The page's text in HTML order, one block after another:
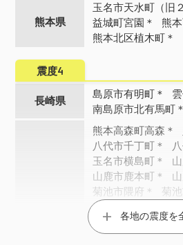
熊本県
玉名市天水町（旧
益城町宮園＊
熊
熊本北区植木町＊
震度4
長崎県
島原市有明町＊
南島原市北有馬町＊
熊本高森町高森＊
八代市千丁町＊
玉名市横島町＊
山鹿市鹿本町＊
菊池市隈府＊
菊
菊池市旭志（旧２）
宇土市浦田町（旧
長洲町長洲＊ 大津
各地の震度を